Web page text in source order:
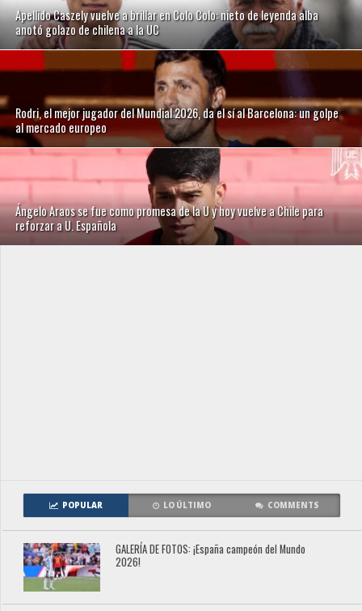
Apellido Caszely vuelve a brillar en Colo Colo: nieto de leyenda alba
anotó golazo de chilena a la UC
Rodri, el mejor jugador del Mundial 2026, da el sí al Barcelona: un golpe
al mercado europeo
Ángelo Araos se fue como promesa de la U y hoy vuelve a Chile para
reforzar a U. Española
POPULAR LO ÚLTIMO COMMENTS
GALERÍA DE FOTOS: ¡España campeón del Mundo
2026!